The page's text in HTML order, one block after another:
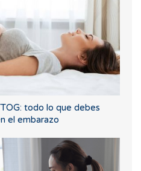
todo lo que debes
el embarazo